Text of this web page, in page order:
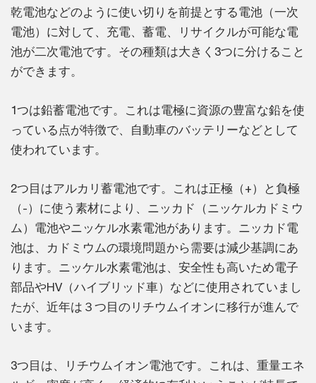
乾電池などのように使い切りを前提とする電池（一次
電池）に対して、充電、蓄電、リサイクルが可能な電
池が二次電池です。その種類は大きく3つに分けること
ができます。
1つは鉛蓄電池です。これは電極に資源の豊富な鉛を使
っている点が特徴で、自動車のバッテリーなどとして
使われています。
2つ目はアルカリ蓄電池です。これは正極（+）と負極
（-）に使う素材により、ニッカド（ニッケルカドミウ
ム）電池やニッケル水素電池があります。ニッカド電
池は、カドミウムの環境問題から需要は減少基調にあ
ります。ニッケル水素電池は、安全性も高いため電子
部品やHV（ハイブリッド車）などに使用されていまし
たが、近年は３つ目のリチウムイオンに移行が進んで
います。
3つ目は、リチウムイオン電池です。これは、重量エネ